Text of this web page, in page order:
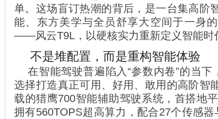
单。这场盲订热潮的背后，是一台集高阶
能、东方美学与全员舒享大空间于一身
——风云T9L，以硬核实力重新定义智能时
不是堆配置，而是重构智能体验
在智能驾驶普遍陷入“参数内卷”的当下
选择打造真正可用、好用、敢用的高阶智
载的猎鹰700智能辅助驾驶系统，首搭地
拥有560TOPS超高算力，配合27个传感